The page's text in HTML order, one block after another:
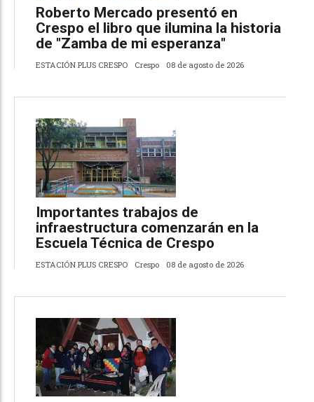
Roberto Mercado presentó en
Crespo el libro que ilumina la historia
de "Zamba de mi esperanza"
ESTACIÓN PLUS CRESPO Crespo 08 de agosto de 2026
Importantes trabajos de
infraestructura comenzarán en la
Escuela Técnica de Crespo
ESTACIÓN PLUS CRESPO Crespo 08 de agosto de 2026